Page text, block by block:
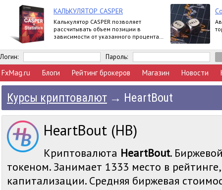
КАЛЬКУЛЯТОР CASPER
Калькулятор CASPER позволяет
рассчитывать объем позиции в
зависимости от указанного процента
Логин: Пароль:
FxMag.ru Блоги Рейтинг брокеров Магазин Новости
Курсы криптовалют → HeartBout
HeartBout (HB)
Криптовалюта HeartBout.
токеном. Занимает 1333 место в
капитализации. Средняя биржевая